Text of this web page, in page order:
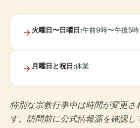
火曜日〜日曜日:午前9時〜午後5時
月曜日と祝日:休業
特別な宗教行事中は時間が変更さ
す。訪問前に公式情報源を確認し